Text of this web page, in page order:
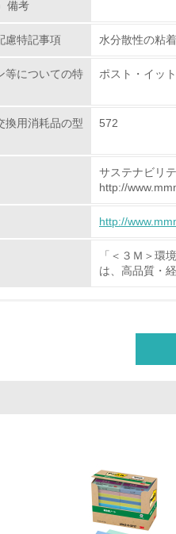
負荷ができるだけ小さい物流を行
学物質を使用していない）
物質の使用量及び外部への排出
備考
慮特記事項 水分散性の粘
等についての特
ポスト・イッ
換用消耗品の型
572
サステナビリ
http://
http://
「＜３Ｍ＞環
は、高品質・